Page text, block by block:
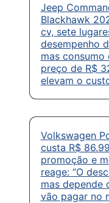
Jeep
Blackhawk
cv, sete
desempenho
mas
preço de R$
elevam o
Volkswagen
custa R$
promoção e
reage: “O
mas depende
vão pagar no